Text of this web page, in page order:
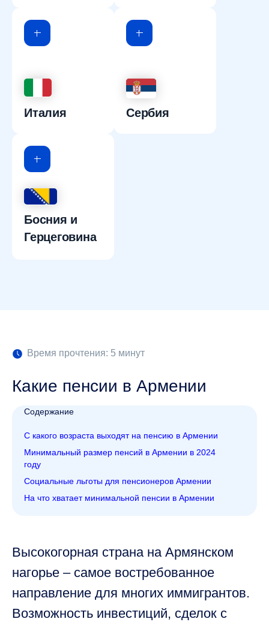
Италия Сербия
Босния и
Герцеговина
Время прочтения: 5 минут
Какие пенсии в Армении
Содержание
С какого возраста выходят на пенсию в Армении
Минимальный размер пенсий в Армении в 2024
году
Социальные льготы для пенсионеров Армении
На что хватает минимальной пенсии в Армении
Высокогорная страна на Армянском
нагорье – самое востребованное
направление для многих иммигрантов.
Возможность инвестиций, сделок с